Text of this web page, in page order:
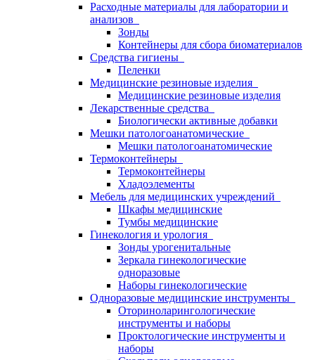
Расходные материалы для лаборатории и
анализов
Зонды
Контейнеры для сбора биоматериалов
Средства гигиены
Пеленки
Медицинские резиновые изделия
Медицинские резиновые изделия
Лекарственные средства
Биологически активные добавки
Мешки патологоанатомические
Мешки патологоанатомические
Термоконтейнеры
Термоконтейнеры
Хладоэлементы
Мебель для медицинских учреждений
Шкафы медицинские
Тумбы медицинские
Гинекология и урология
Зонды урогенитальные
Зеркала гинекологические
одноразовые
Наборы гинекологические
Одноразовые медицинские инструменты
Оториноларингологические
инструменты и наборы
Проктологические инструменты и
наборы